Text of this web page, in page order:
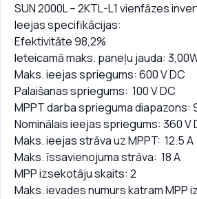
SUN 2000L – 2KTL-L1 vienfāzes
Ieejas specifikācijas:
Efektivitāte 98,2%
Ieteicamā maks. paneļu jauda:
Maks. ieejas spriegums: 600 V DC
Palaišanas spriegums: 100 V DC
MPPT darba sprieguma diapazons:
Nominālais ieejas spriegums: 360 V
Maks. ieejas strāva uz MPPT: 12.5 A
Maks. īssavienojuma strāva: 18 A
MPP izsekotāju skaits: 2
Maks. ievades numurs katram MPP